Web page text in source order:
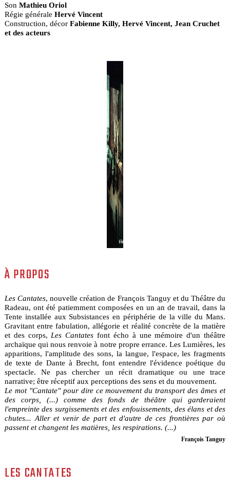
Son Mathieu Oriol
Régie générale Hervé Vincent
Construction, décor Fabienne Killy, Hervé Vincent, Jean Cruchet
et des acteurs
À PROPOS
Les Cantates, nouvelle création de François Tanguy et du Théâtre du
Radeau, ont été patiemment composées en un an de travail, dans la
Tente installée aux Subsistances en périphérie de la ville du Mans.
Gravitant entre fabulation, allégorie et réalité concrète de la matière
et des corps, Les Cantates font écho à une mémoire d'un théâtre
archaïque qui nous renvoie à notre propre errance. Les Lumières, les
apparitions, l'amplitude des sons, la langue, l'espace, les fragments
de texte de Dante à Brecht, font entendre l'évidence poétique du
spectacle. Ne pas chercher un récit dramatique ou une trace
narrative; être réceptif aux perceptions des sens et du mouvement.
Le mot "Cantate" pour dire ce mouvement du transport des âmes et
des corps, (...) comme des fonds de théâtre qui garderaient
l'empreinte des surgissements et des enfouissements, des élans et des
chutes... Aller et venir de part et d'autre de ces frontières par où
passent et changent les matières, les respirations. (...)
François Tanguy
LES CANTATES